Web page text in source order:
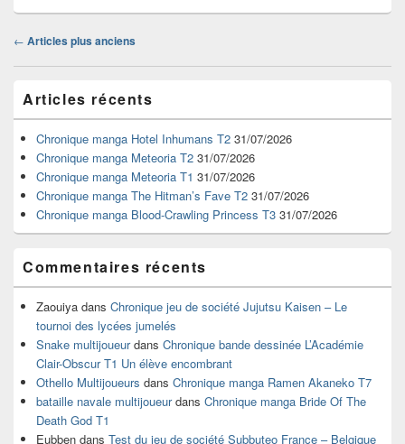
Navigation
articles
← Articles plus anciens
principale
de
widget
pour
barre
latérale
Articles récents
Chronique manga Hotel Inhumans T2 31/07/2026
Chronique manga Meteoria T2 31/07/2026
Chronique manga Meteoria T1 31/07/2026
Chronique manga The Hitman’s Fave T2 31/07/2026
Chronique manga Blood-Crawling Princess T3 31/07/2026
Commentaires récents
Zaouiya dans Chronique jeu de société Jujutsu Kaisen – Le
tournoi des lycées jumelés
Snake multijoueurdans Chronique bande dessinée L’Académie
Clair-Obscur T1 Un élève encombrant
Othello Multijoueurs dans Chronique manga Ramen Akaneko T7
bataille navale multijoueurdans Chronique manga Bride Of The
Death God T1
Eubben dans Test du jeu de société Subbuteo France – Belgique